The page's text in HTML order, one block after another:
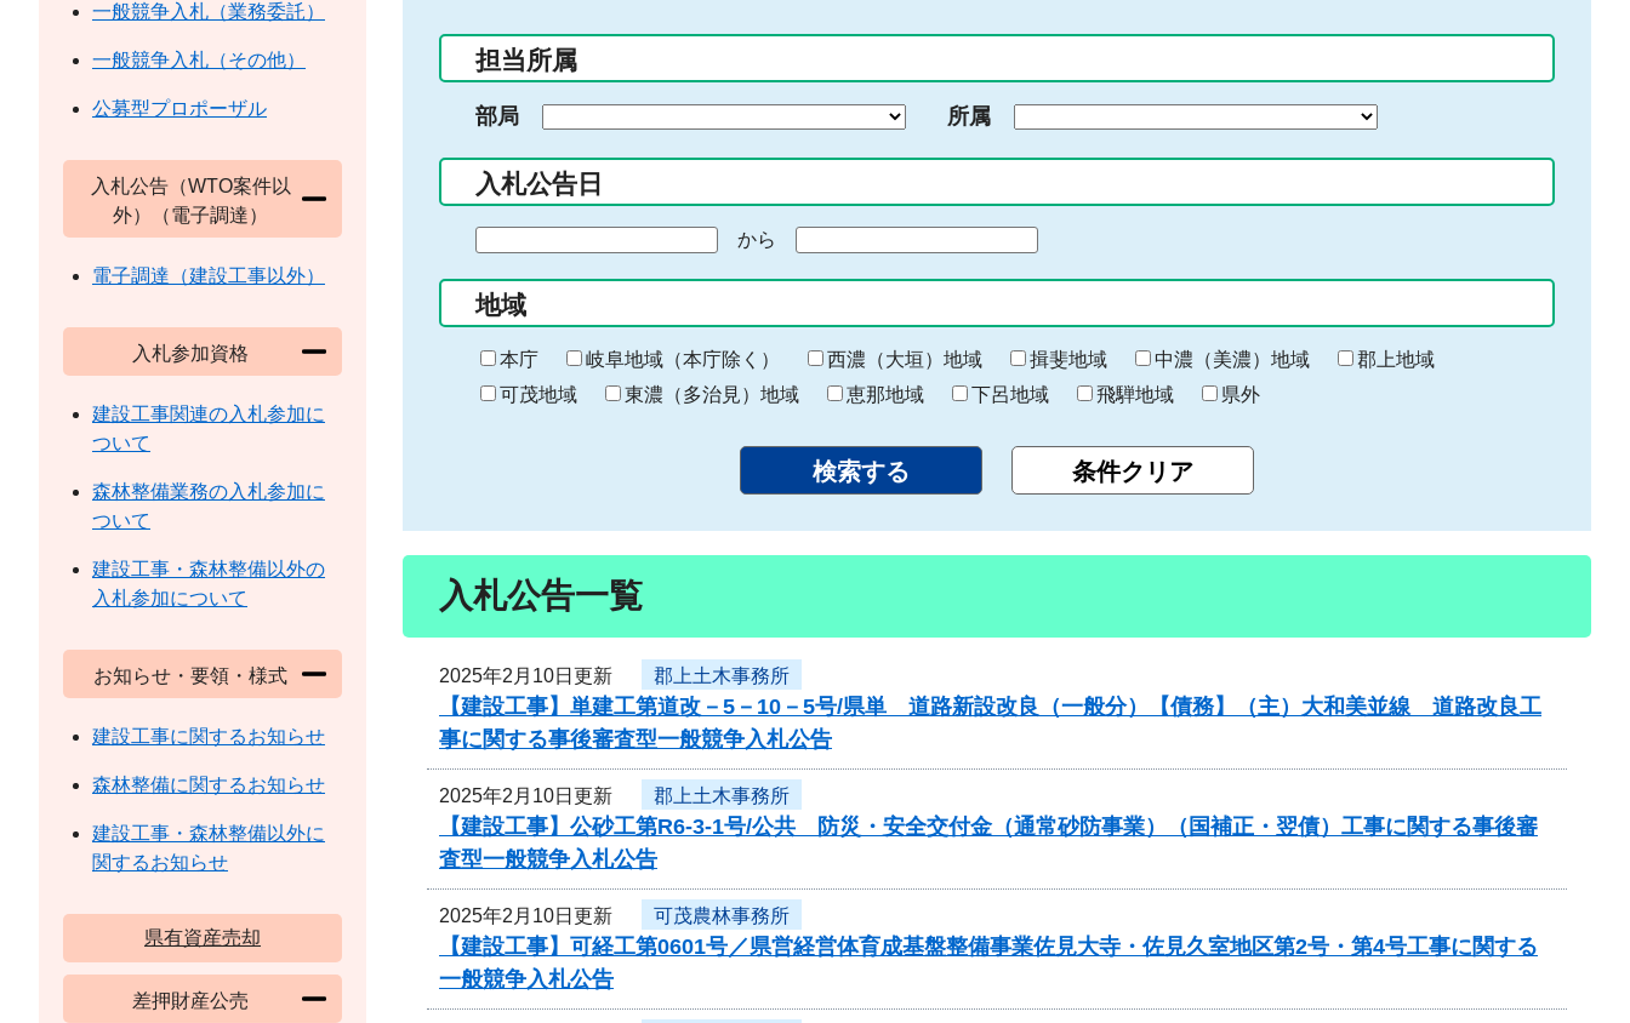
ー
入
力
担当所属
部局 所属
入札公告日
の
始
ま
り
から
終
わ
り
地域
本庁 岐阜地域（本庁除く） 西濃（大垣）地域 揖斐地域 中濃（美濃）地域
郡上地域
可茂地域
東濃（多治見）地域 恵那地域 下呂地域 飛騨地域 県外
入札公告一覧
2025年2月10日更新 郡上土木事務所
【建設工事】単建工第道改－5－10－5号/県単 道路新設改良（一般分）【債務】（主）大和美並線 道路改良工
事に関する事後審査型一般競争入札公告
2025年2月10日更新 郡上土木事務所
【建設工事】公砂工第R6-3-1号/公共 防災・安全交付金（通常砂防事業）（国補正・翌債）工事に関する事後審
査型一般競争入札公告
2025年2月10日更新 可茂農林事務所
【建設工事】可経工第0601号／県営経営体育成基盤整備事業佐見大寺・佐見久室地区第2号・第4号工事に関する
一般競争入札公告
一般競争入札（業務委託）
一般競争入札（その他）
公募型プロポーザル
入札公告（WTO案件以
外）（電子調達）
電子調達（建設工事以外）
入札参加資格
建設工事関連の入札参加に
ついて
森林整備業務の入札参加に
ついて
建設工事・森林整備以外の
入札参加について
お知らせ・要領・様式
建設工事に関するお知らせ
森林整備に関するお知らせ
建設工事・森林整備以外に
関するお知らせ
県有資産売却
差押財産公売